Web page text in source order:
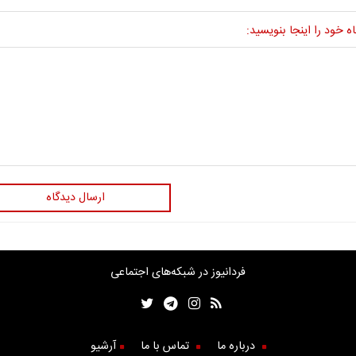
خود را اینجا بنویسید:
ارسال دیدگاه
فردانیوز در شبکه‌های اجتماعی
درباره ما تماس با ما آرشیو